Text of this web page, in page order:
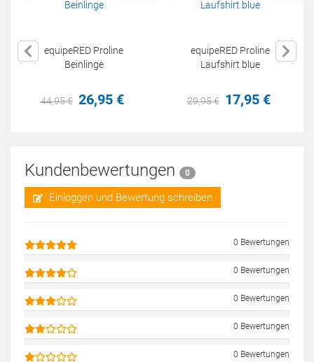
equipeRED Proline
Beinlinge
44,95€ 26,95 €
equipeRED Proline
Laufshirt blue
29,95€ 17,95 €
Kundenbewertungen 0
Einloggen und Bewertung schreiben
0 Bewertungen
0 Bewertungen
0 Bewertungen
0 Bewertungen
0 Bewertungen